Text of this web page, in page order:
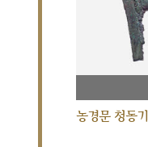
농경문 청동기